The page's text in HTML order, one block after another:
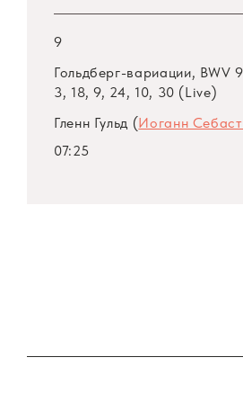
9
Гольдберг-вариации, BWV
3, 18, 9, 24, 10, 30 (Live)
Гленн Гульд (Иоганн
07:25